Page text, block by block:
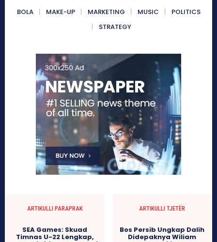
BOLA MAKE-UP MARKETING MUSIC
POLITICS
STRATEGY
ARTIKULLI PARAPRAK
SEA Games: Skuad
Timnas U-22 Lengkap,
ARTIKULLI TJETËR
Bos Persib Ungkap Dalih
Didepaknya Wiliam